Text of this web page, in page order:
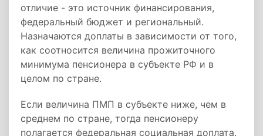
отличие - это источник финансирования,
федеральный бюджет и региональный.
Назначаются доплаты в зависимости от того,
как соотносится величина прожиточного
минимума пенсионера в субъекте РФ и в
целом по стране.
Если величина ПМП в субъекте ниже, чем в
среднем по стране, тогда пенсионеру
полагается федеральная социальная доплата.